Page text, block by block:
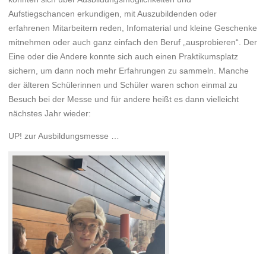
Aufstiegschancen erkundigen, mit Auszubildenden oder
erfahrenen Mitarbeitern reden, Infomaterial und kleine Geschenke
mitnehmen oder auch ganz einfach den Beruf „ausprobieren“. Der
Eine oder die Andere konnte sich auch einen Praktikumsplatz
sichern, um dann noch mehr Erfahrungen zu sammeln. Manche
der älteren Schülerinnen und Schüler waren schon einmal zu
Besuch bei der Messe und für andere heißt es dann vielleicht
nächstes Jahr wieder:
UP! zur Ausbildungsmesse …